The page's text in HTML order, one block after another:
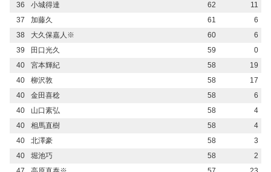
36
小城得達 62
11
37
加藤久 61
6
38
大久保嘉人※ 60
6
39
田口光久 59
0
40
宮本輝紀 58
19
40
柳沢敦 58
17
40
金田喜稔 58
6
40
山口素弘 58
4
40
相馬直樹 58
4
40
北澤豪 58
3
40
堀池巧 58
2